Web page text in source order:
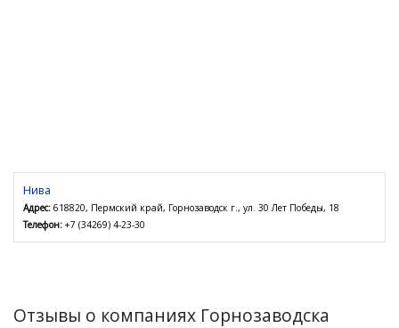
Нива
Адрес: 618820, Пермский край, Горнозаводск г., ул. 30 Лет Победы, 18
Телефон: +7 (34269) 4-23-30
Отзывы о компаниях Горнозаводска